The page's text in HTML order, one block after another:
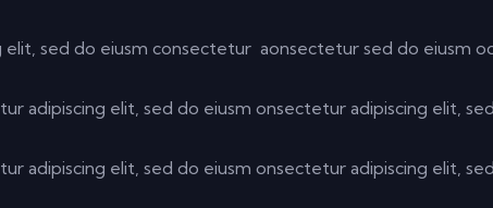
elit, sed do eiusm consectetur aonsectetur sed do eiusm
adipiscing elit, sed do eiusm onsectetur adipiscing elit,
adipiscing elit, sed do eiusm onsectetur adipiscing elit,